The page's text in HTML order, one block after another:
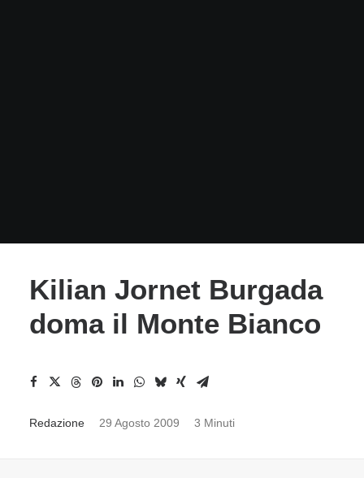
Kilian Jornet Burgada
doma il Monte Bianco
Redazione 29 Agosto 2009 3 Minuti